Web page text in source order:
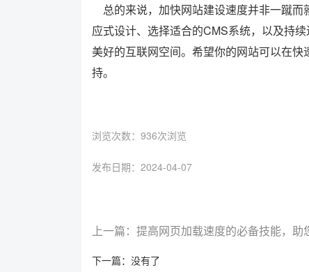
总的来说，加快网站建设速度并非一蹴而
应式设计、选择适合的CMS系统，以及持
美好的互联网空间。希望你的网站可以在
持。
浏览次数： 936次浏览
发布日期：2024-04-07
上一篇：提高网页加载速度的必备技能，助
下一篇：没有了